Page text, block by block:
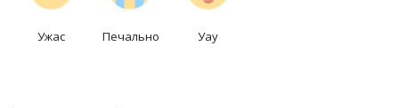
Ужас Печально Уау